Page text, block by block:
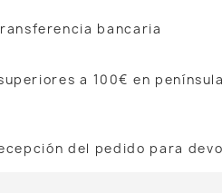
bancaria
a 100€ en
del pedido para